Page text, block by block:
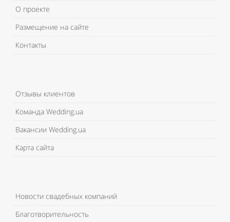
О проекте
Размещение на сайте
Контакты
Отзывы клиентов
Команда Wedding.ua
Вакансии Wedding.ua
Карта сайта
Новости свадебных компаний
Благотворительность